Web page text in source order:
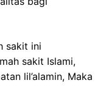
sakit ini
sakit Islami,
lil’alamin, Maka